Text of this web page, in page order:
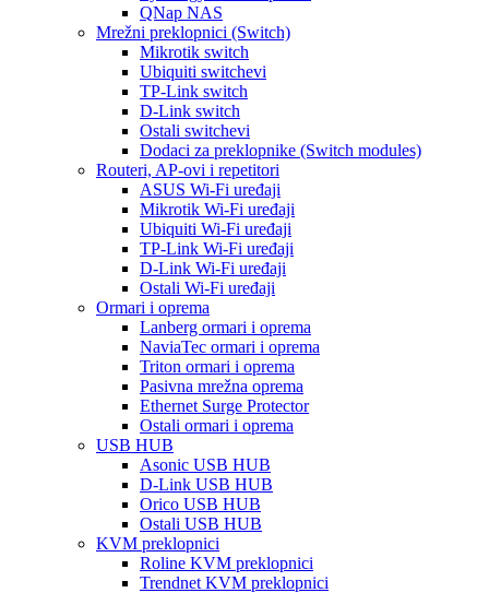
QNap NAS
Mrežni preklopnici (Switch)
Mikrotik switch
Ubiquiti switchevi
TP-Link switch
D-Link switch
Ostali switchevi
Dodaci za preklopnike (Switch modules)
Routeri, AP-ovi i repetitori
ASUS Wi-Fi uređaji
Mikrotik Wi-Fi uređaji
Ubiquiti Wi-Fi uređaji
TP-Link Wi-Fi uređaji
D-Link Wi-Fi uređaji
Ostali Wi-Fi uređaji
Ormari i oprema
Lanberg ormari i oprema
NaviaTec ormari i oprema
Triton ormari i oprema
Pasivna mrežna oprema
Ethernet Surge Protector
Ostali ormari i oprema
USB HUB
Asonic USB HUB
D-Link USB HUB
Orico USB HUB
Ostali USB HUB
KVM preklopnici
Roline KVM preklopnici
Trendnet KVM preklopnici